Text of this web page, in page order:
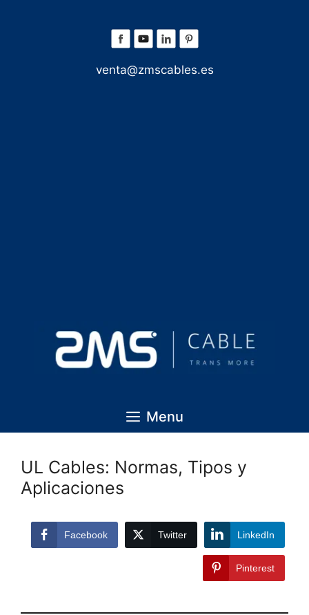
venta@zmscables.es
Menu
UL Cables: Normas, Tipos y
Aplicaciones
Facebook Twitter LinkedIn
Pinterest